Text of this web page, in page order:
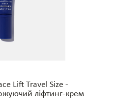
Lift Travel Size -
ліфтинг-крем